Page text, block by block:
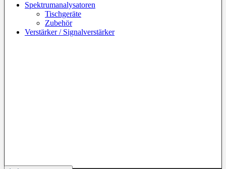
Spektrumanalysatoren
Tischgeräte
Zubehör
Verstärker / Signalverstärker